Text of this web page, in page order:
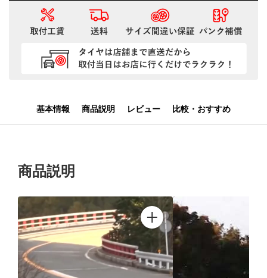
基本情報 商品説明 レビュー 比較・おすすめ
商品説明